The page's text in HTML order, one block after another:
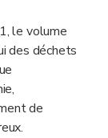
le volume
des déchets
de